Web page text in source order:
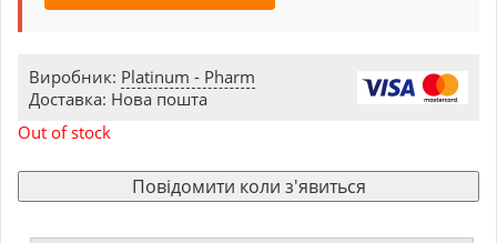
Виробник: Platinum - Pharm
Доставка: Нова пошта
Out of stock
Повідомити коли з'явиться